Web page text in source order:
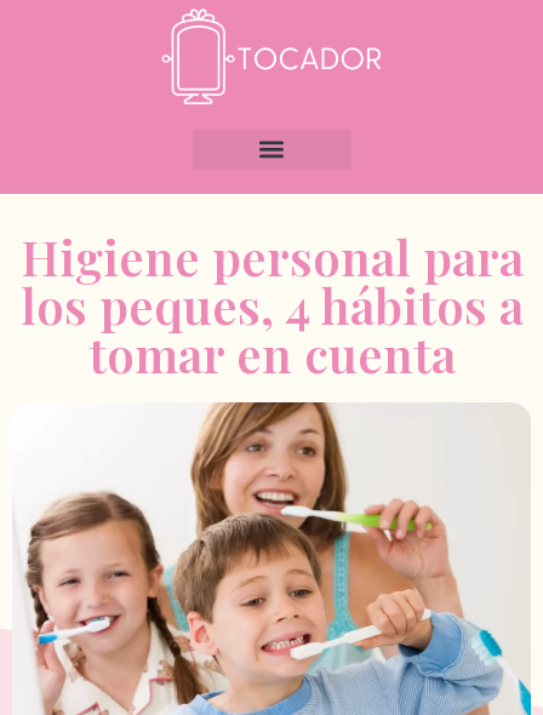
Higiene personal para
los peques, 4 hábitos a
tomar en cuenta